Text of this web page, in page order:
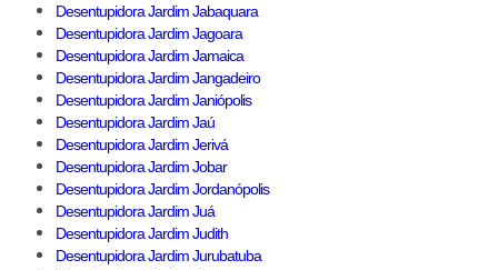
Desentupidora Jardim Jabaquara
Desentupidora Jardim Jagoara
Desentupidora Jardim Jamaica
Desentupidora Jardim Jangadeiro
Desentupidora Jardim Janiópolis
Desentupidora Jardim Jaú
Desentupidora Jardim Jerivá
Desentupidora Jardim Jobar
Desentupidora Jardim Jordanópolis
Desentupidora Jardim Juá
Desentupidora Jardim Judith
Desentupidora Jardim Jurubatuba